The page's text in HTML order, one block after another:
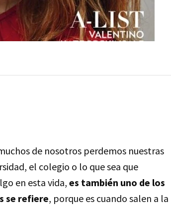
de nosotros perdemos nuestras
el colegio o lo que sea que
en esta vida, es también uno de los
se refiere, porque es cuando salen a la